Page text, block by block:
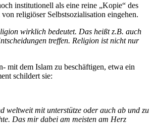
institutionell als eine reine „Kopie“ des
religiöser Selbstsozialisation eingehen.
wirklich bedeutet. Das heißt z.B. auch
treffen. Religion ist nicht nur
mit dem Islam zu beschäftigen, etwa ein
schildert sie:
weltweit mit unterstütze oder auch ab und zu
Das mir dabei am meisten am Herz